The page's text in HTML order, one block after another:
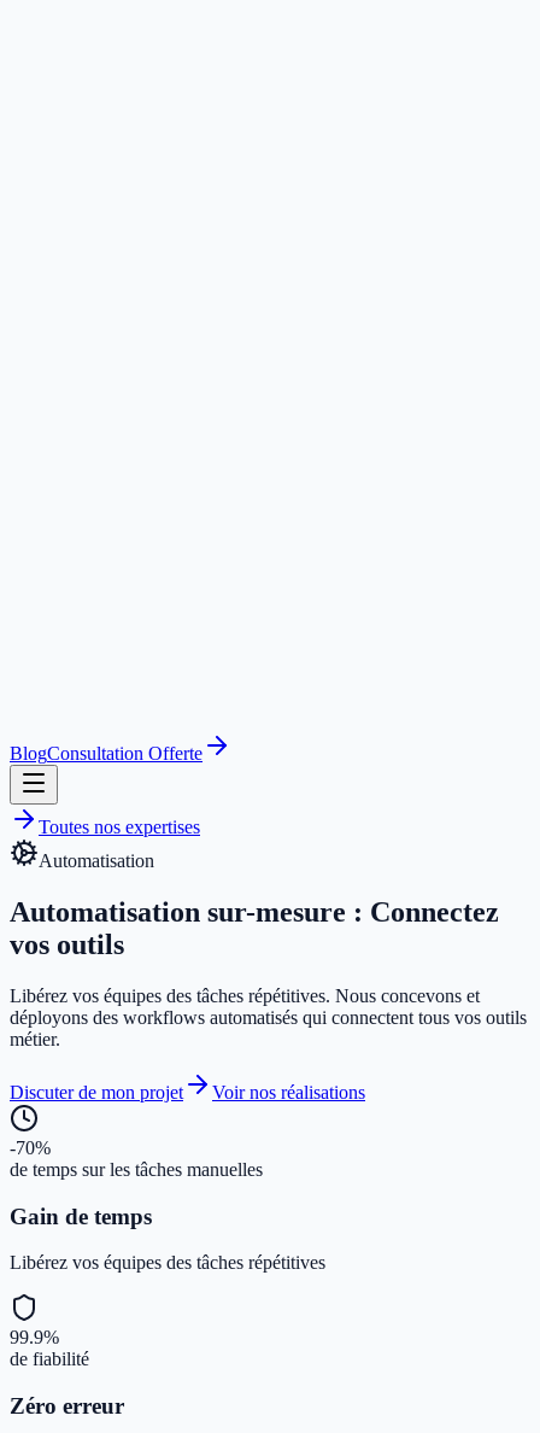
BlogConsultation Offerte
Toutes nos expertises
Automatisation
Automatisation sur-mesure : Connectez
vos outils
Libérez vos équipes des tâches répétitives. Nous concevons et
déployons des workflows automatisés qui connectent tous vos outils
métier.
Discuter de mon projet Voir nos réalisations
-70%
de temps sur les tâches manuelles
Gain de temps
Libérez vos équipes des tâches répétitives
99.9%
de fiabilité
Zéro erreur